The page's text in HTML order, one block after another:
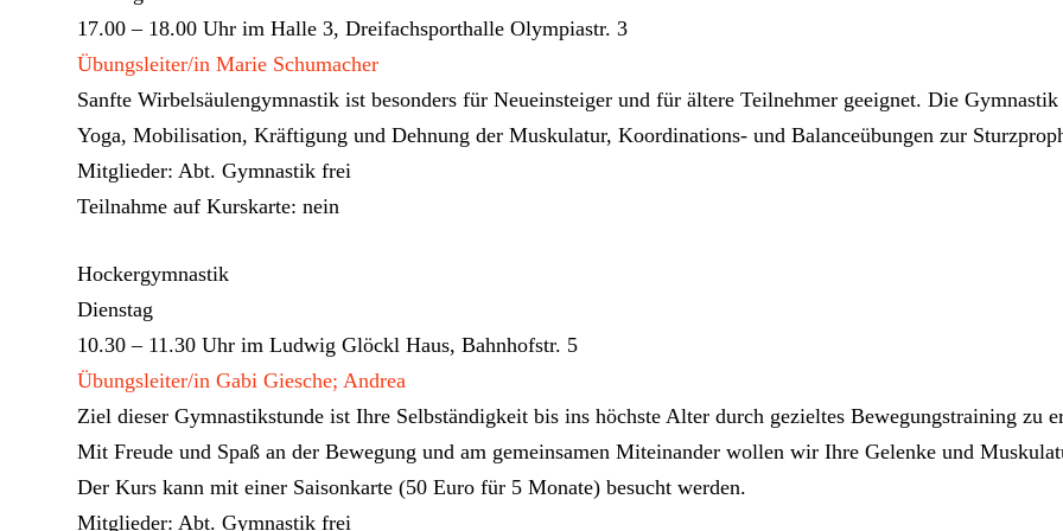
17.00 – 18.00 Uhr im Halle 3, Dreifachsporthalle Olympiastr. 3
Übungsleiter/in Marie Schumacher
Sanfte Wirbelsäulengymnastik ist besonders für Neueinsteiger und für ältere Teilnehmer geeignet. Die
Yoga, Mobilisation, Kräftigung und Dehnung der Muskulatur, Koordinations- und Balanceübungen zur
Mitglieder: Abt. Gymnastik frei
Teilnahme auf Kurskarte: nein
Hockergymnastik
Dienstag
10.30 – 11.30 Uhr im Ludwig Glöckl Haus, Bahnhofstr. 5
Übungsleiter/in Gabi Giesche; Andrea
Ziel dieser Gymnastikstunde ist Ihre Selbständigkeit bis ins höchste Alter durch gezieltes Bewegungstraining zu
Mit Freude und Spaß an der Bewegung und am gemeinsamen Miteinander wollen wir Ihre Gelenke und
Der Kurs kann mit einer Saisonkarte (50 Euro für 5 Monate) besucht werden.
Mitglieder: Abt. Gymnastik frei